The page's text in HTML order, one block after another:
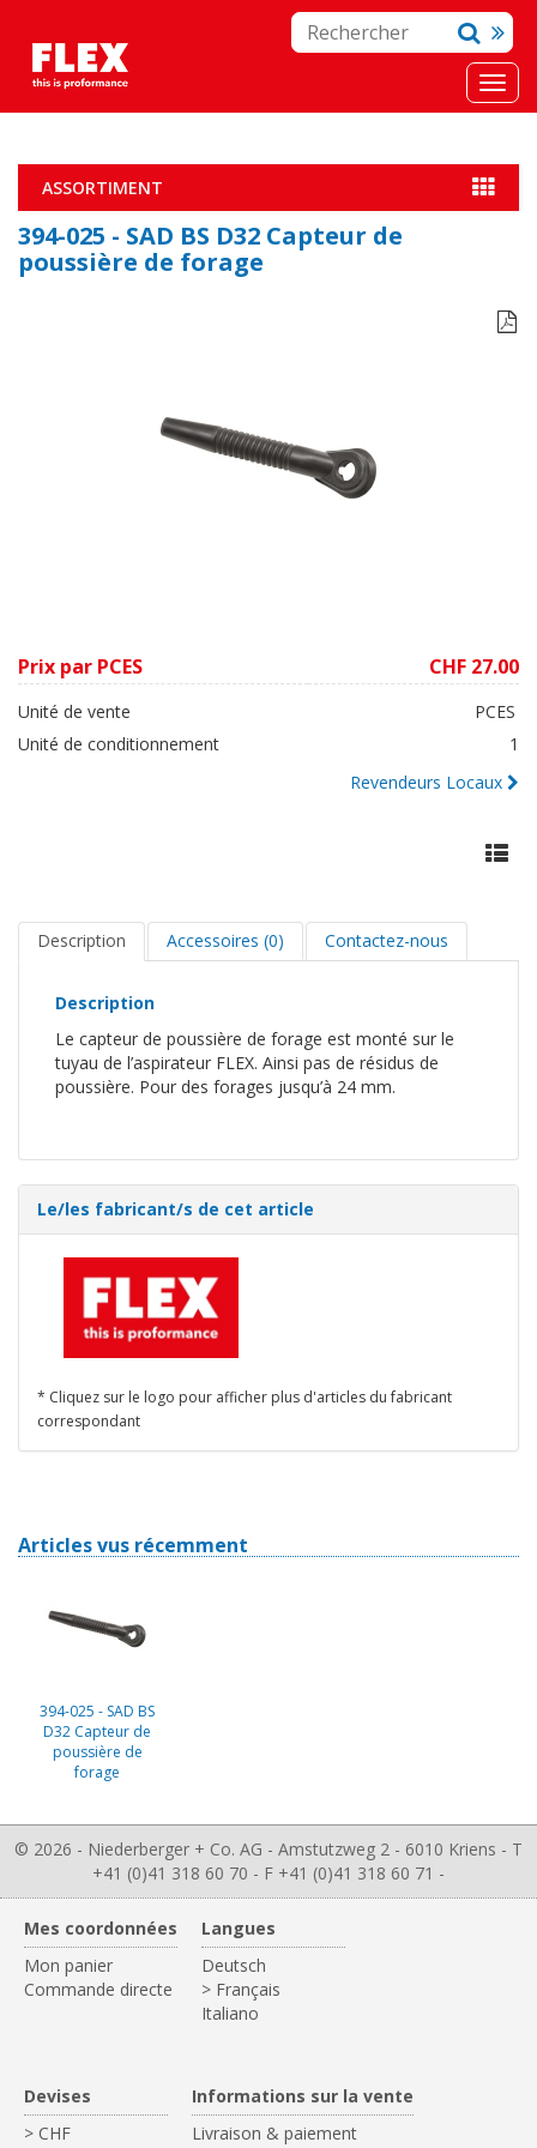
ASSORTIMENT
394-025 - SAD BS D32 Capteur de
poussière de forage

Prix par PCES CHF 27.00
Unité de vente
PCES
Unité de conditionnement
1
Revendeurs Locaux
Description Accessoires (0) Contactez-nous
Description
Le capteur de poussière de forage est monté sur le
tuyau de l’aspirateur FLEX. Ainsi pas de résidus de
poussière. Pour des forages jusqu’à 24 mm.
Le/les fabricant/s de cet article
* Cliquez sur le logo pour afficher plus d'articles du fabricant
correspondant
Articles vus récemment
394-025 - SAD BS
D32 Capteur de
poussière de
forage
© 2026 - Niederberger + Co. AG - Amstutzweg 2 - 6010 Kriens - T
+41 (0)41 318 60 70 - F +41 (0)41 318 60 71 -
Mes coordonnées
Mon panier
Commande directe
Langues
Deutsch
> Français
Italiano
Devises
> CHF
Informations sur la vente
Livraison & paiement